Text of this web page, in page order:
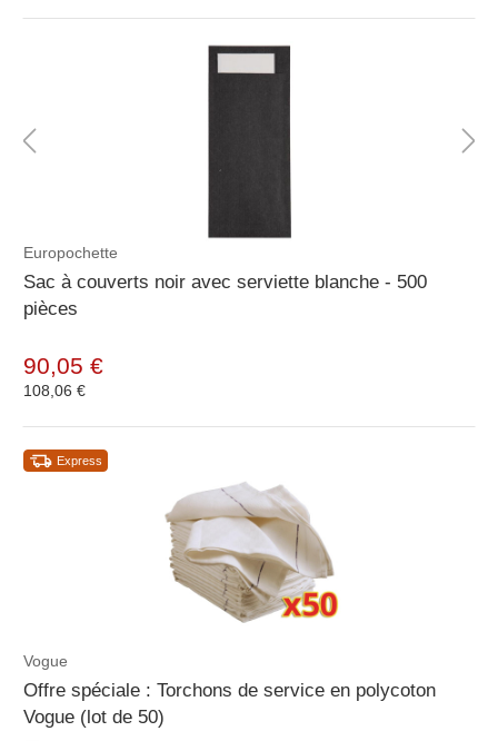
Europochette
Sac à couverts noir avec serviette blanche - 500
pièces
90,05 €
108,06 €
Express
Vogue
Offre spéciale : Torchons de service en polycoton
Vogue (lot de 50)